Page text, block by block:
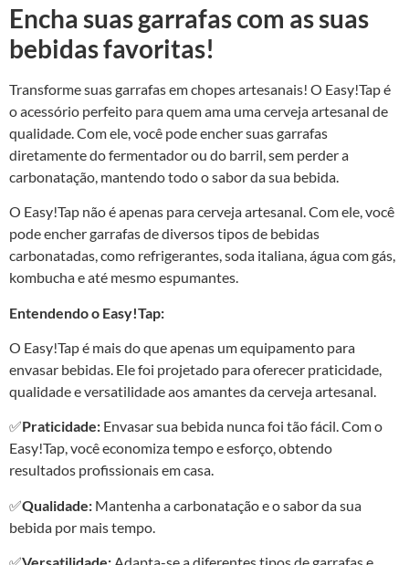
Encha suas garrafas com as suas
bebidas favoritas!
Transforme suas garrafas em chopes artesanais! O Easy!Tap é
o acessório perfeito para quem ama uma cerveja artesanal de
qualidade. Com ele, você pode encher suas garrafas
diretamente do fermentador ou do barril, sem perder a
carbonatação, mantendo todo o sabor da sua bebida.
O Easy!Tap não é apenas para cerveja artesanal. Com ele, você
pode encher garrafas de diversos tipos de bebidas
carbonatadas, como refrigerantes, soda italiana, água com gás,
kombucha e até mesmo espumantes.
Entendendo o Easy!Tap:
O Easy!Tap é mais do que apenas um equipamento para
envasar bebidas. Ele foi projetado para oferecer praticidade,
qualidade e versatilidade aos amantes da cerveja artesanal.
✅Praticidade: Envasar sua bebida nunca foi tão fácil. Com o
Easy!Tap, você economiza tempo e esforço, obtendo
resultados profissionais em casa.
✅Qualidade: Mantenha a carbonatação e o sabor da sua
bebida por mais tempo.